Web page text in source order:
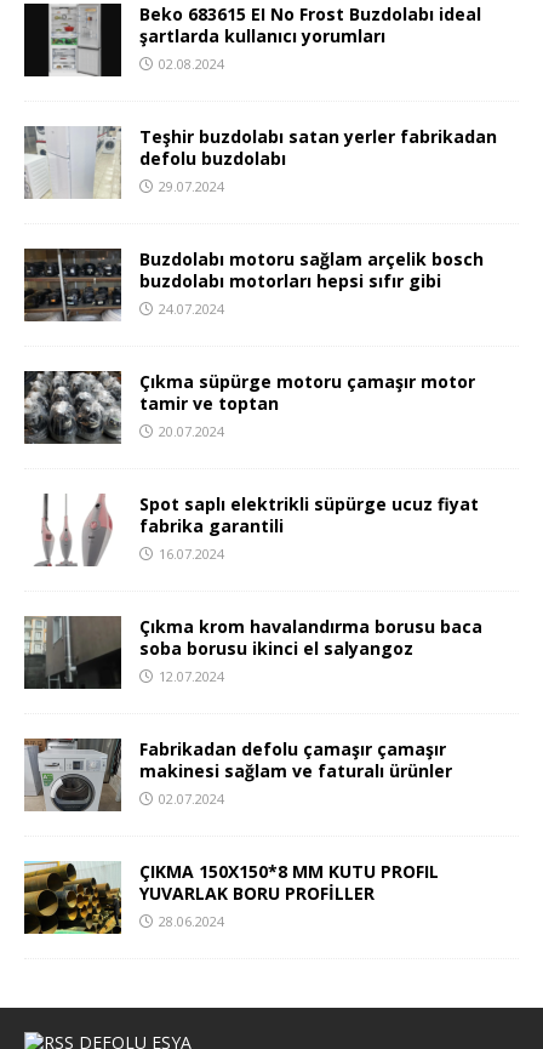
Beko 683615 EI No Frost Buzdolabı ideal
şartlarda kullanıcı yorumları
02.08.2024
Teşhir buzdolabı satan yerler fabrikadan
defolu buzdolabı
29.07.2024
Buzdolabı motoru sağlam arçelik bosch
buzdolabı motorları hepsi sıfır gibi
24.07.2024
Çıkma süpürge motoru çamaşır motor
tamir ve toptan
20.07.2024
Spot saplı elektrikli süpürge ucuz fiyat
fabrika garantili
16.07.2024
Çıkma krom havalandırma borusu baca
soba borusu ikinci el salyangoz
12.07.2024
Fabrikadan defolu çamaşır çamaşır
makinesi sağlam ve faturalı ürünler
02.07.2024
ÇIKMA 150X150*8 MM KUTU PROFIL
YUVARLAK BORU PROFİLLER
28.06.2024
DEFOLU EŞYA